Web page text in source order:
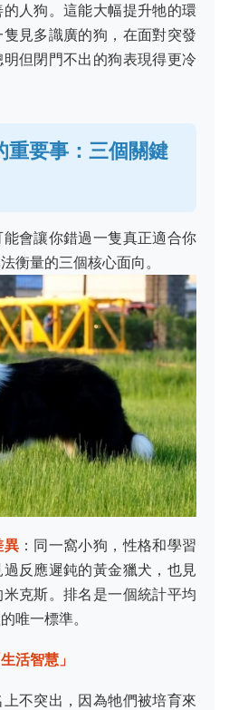
人狗。這能大幅提升牠的環
見多識廣的狗，在面對突發
但閉門不出的狗表現得更冷
重要事：三個關鍵
會讓你錯過一隻真正適合你
衡量的三個核心面向。
異 ：同一窩小狗，性格和學習
反應遲鈍的黃金獵犬，也見
克斯。排名是一個統計平均
唯一標準。
活智慧」
不突出，因為牠們被培育來